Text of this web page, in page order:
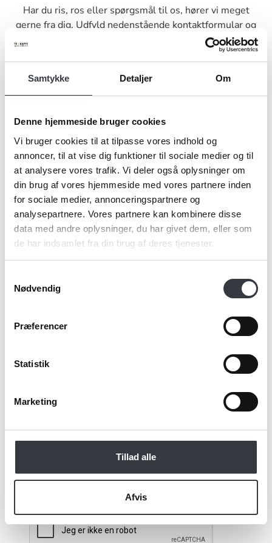
Samtykke Detaljer Om
Denne hjemmeside bruger cookies
Vi bruger cookies til at tilpasse vores indhold og
annoncer, til at vise dig funktioner til sociale medier og til
at analysere vores trafik. Vi deler også oplysninger om
din brug af vores hjemmeside med vores partnere inden
for sociale medier, annonceringspartnere og
analysepartnere. Vores partnere kan kombinere disse
data med andre oplysninger, du har givet dem, eller som
de har indsamlet fra din brug af deres tjenester.
Nødvendig
Præferencer
Statistik
Marketing
Tillad alle
Afvis
Har du ris, ros eller spørgsmål til os, hører vi meget
gerne fra dig. Udfyld nedenstående kontaktformular og
send den til os, så vender vi tilbage til dig hurtigst muligt.
Navn*
Firma*
Telefonnr.*
Email*
specialistenspersondatapolitik. *
*Obligatorisk